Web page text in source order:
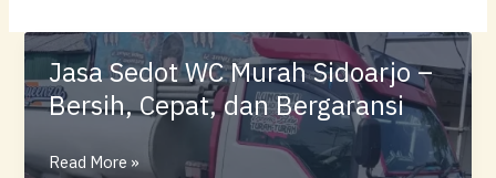
Jasa Sedot WC Murah Sidoarjo –
Bersih, Cepat, dan Bergaransi
Jasa
Read More »